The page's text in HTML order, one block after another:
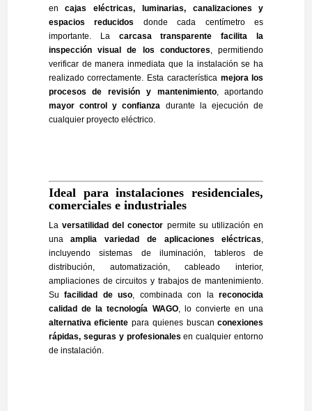
encajas eléctricas, luminarias, canalizaciones y
espacios reducidos donde cada centímetro es
importante. La carcasa transparente facilita la
inspección visual de los conductores, permitiendo
verificar de manera inmediata que la instalación se ha
realizado correctamente. Esta característica mejora los
procesos de revisión y mantenimiento, aportando
mayor control y confianza durante la ejecución de
cualquier proyecto eléctrico.
Ideal para instalaciones residenciales,
comerciales e industriales
La versatilidad del conector permite su utilización en
unaamplia variedad de aplicaciones eléctricas,
incluyendo sistemas de iluminación, tableros de
distribución, automatización, cableado interior,
ampliaciones de circuitos y trabajos de mantenimiento.
Sufacilidad de uso, combinada con lareconocida
calidad de la tecnología WAGO, lo convierte en una
alternativa eficiente para quienes buscanconexiones
rápidas, seguras y profesionales en cualquier entorno
de instalación.